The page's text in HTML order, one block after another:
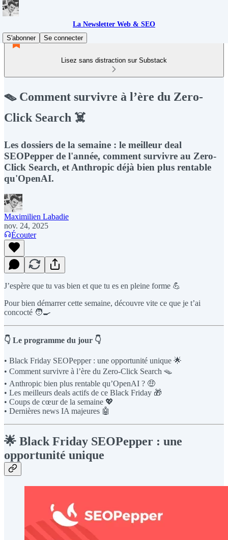
La Newsletter Web & SEO
S'abonner
Se connecter
Lisez sans distraction sur Substack
🪤 Comment survivre à l’ère du Zero-
Click Search ☠️
Les dossiers de la semaine : le meilleur deal
SEOPepper de l'année, comment survivre au Zero-
Click Search, et Anthropic déjà bien plus rentable
qu'OpenAI.
Maximilien Labadie
nov. 24, 2025
Écouter
J’espère que tu vas bien et que tu es en pleine forme 💪
Pour bien démarrer cette semaine, découvre vite ce que je t’ai
concocté 🧑‍🍳
👇 Le programme du jour 👇
• Black Friday SEOPepper : une opportunité unique 🌟
• Comment survivre à l’ère du Zero-Click Search 🪤
• Anthropic bien plus rentable qu’OpenAI ? 🤑
• Les meilleurs deals actifs de ce Black Friday 🎁
• Coups de cœur de la semaine 💖
• Dernières news IA majeures 🤖
🌟 Black Friday SEOPepper : une
opportunité unique